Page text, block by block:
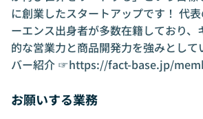
に創業したスタートアップです！ 代
ーエンス出身者が多数在籍しており、
的な営業力と商品開発力を強みとして
バー紹介 ☞https://fact-base.jp/
お願いする業務